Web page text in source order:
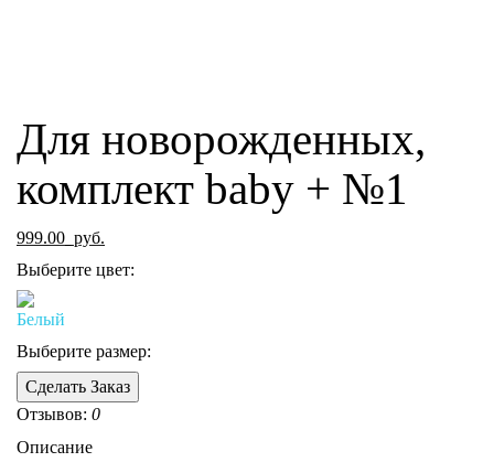
Для новорожденных,
комплект baby + №1
999.00 руб.
Выберите цвет:
Выберите размер:
Сделать Заказ
Отзывов: 0
Описание